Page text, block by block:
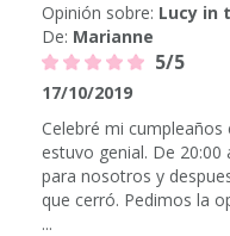
Opinión sobre: Lucy in
De: Marianne
5/5
17/10/2019
Celebré mi
estuvo genial. De
para nosotros y
que cerró. Pedimos la
...